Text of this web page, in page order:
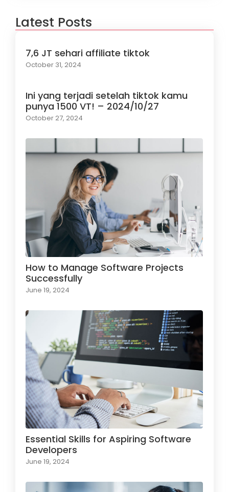
Latest Posts
7,6 JT sehari affiliate tiktok
October 31, 2024
Ini yang terjadi setelah tiktok kamu
punya 1500 VT! – 2024/10/27
October 27, 2024
How to Manage Software Projects
Successfully
June 19, 2024
Essential Skills for Aspiring Software
Developers
June 19, 2024